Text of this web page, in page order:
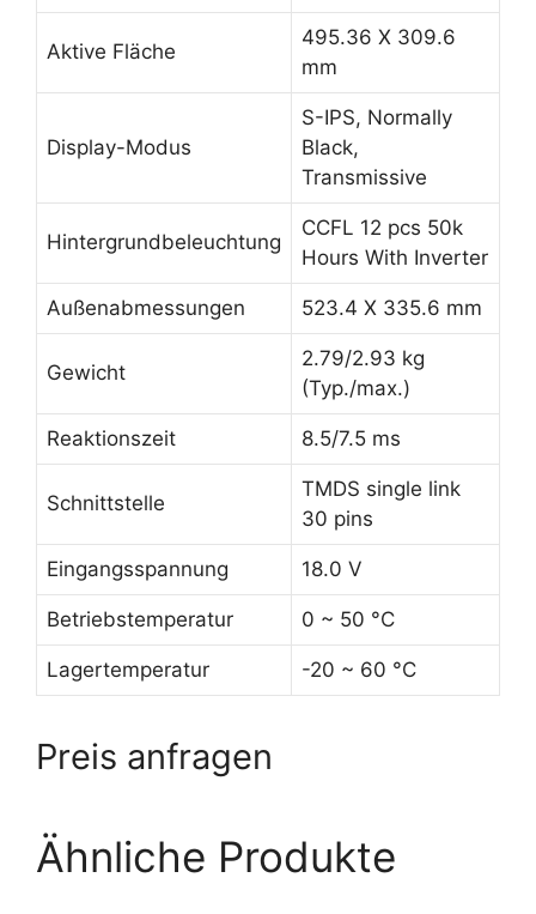
Aktive Fläche
495.36 X 309.6
mm
Display-Modus
S-IPS, Normally
Black,
Transmissive
Hintergrundbeleuchtung
CCFL 12 pcs 50k
Hours With Inverter
Außenabmessungen 523.4 X 335.6 mm
Gewicht
2.79/2.93 kg
(Typ./max.)
Reaktionszeit 8.5/7.5 ms
Schnittstelle
TMDS single link
30 pins
Eingangsspannung 18.0 V
Betriebstemperatur 0 ~ 50 °C
Lagertemperatur -20 ~ 60 °C
Preis anfragen
Ähnliche Produkte